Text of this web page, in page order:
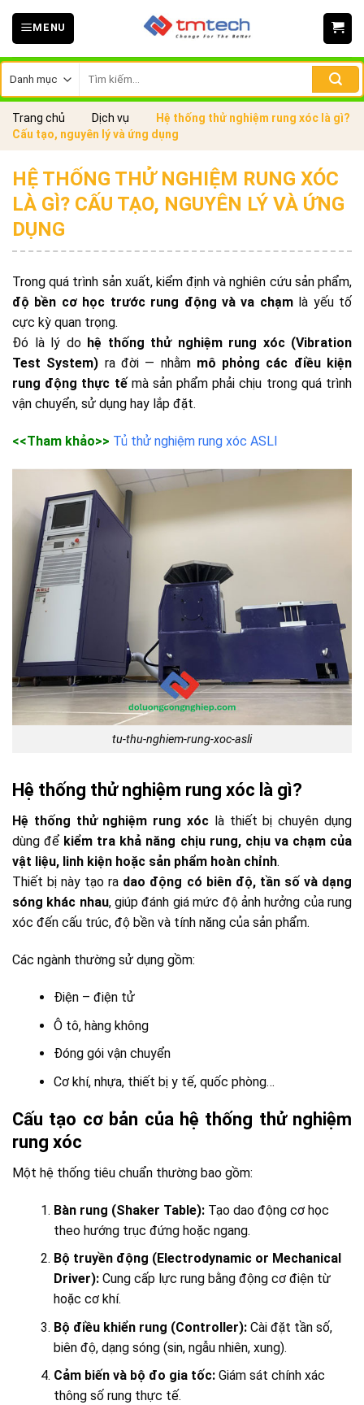
Skip
MENU
kiếm:
Trang chủ Dịch vụ
Hệ thống thử nghiệm rung xóc là gì?
Cấu tạo, nguyên lý và ứng dụng
HỆ THỐNG THỬ NGHIỆM RUNG XÓC
LÀ GÌ? CẤU TẠO, NGUYÊN LÝ VÀ ỨNG
DỤNG
Trong quá trình sản xuất, kiểm định và nghiên cứu sản phẩm,
độ bền cơ học trước rung động và va chạmlà yếu tố
cực kỳ quan trọng.
Đó là lý do hệ thống thử nghiệm rung xóc (Vibration
Test System) ra đời — nhằm mô phỏng các điều kiện
rung động thực tếmà sản phẩm phải chịu trong quá trình
vận chuyển, sử dụng hay lắp đặt.
<<Tham khảo>> Tủ thử nghiệm rung xóc ASLI
tu-thu-nghiem-rung-xoc-asli
Hệ thống thử nghiệm rung xóc là gì?
Hệ thống thử nghiệm rung xóc là thiết bị chuyên dụng
dùng để kiểm tra khả năng chịu rung, chịu va chạm của
vật liệu, linh kiện hoặc sản phẩm hoàn chỉnh.
Thiết bị này tạo ra dao động có biên độ, tần số và dạng
sóng khác nhau, giúp đánh giá mức độ ảnh hưởng của rung
xóc đến cấu trúc, độ bền và tính năng của sản phẩm.
Các ngành thường sử dụng gồm:
Điện – điện tử
Ô tô, hàng không
Đóng gói vận chuyển
Cơ khí, nhựa, thiết bị y tế, quốc phòng…
Cấu tạo cơ bản của hệ thống thử nghiệm
rung xóc
Một hệ thống tiêu chuẩn thường bao gồm:
Bàn rung (Shaker Table):Tạo dao động cơ học
theo hướng trục đứng hoặc ngang.
Bộ truyền động (Electrodynamic or Mechanical
Driver):Cung cấp lực rung bằng động cơ điện từ
hoặc cơ khí.
Bộ điều khiển rung (Controller):Cài đặt tần số,
biên độ, dạng sóng (sin, ngẫu nhiên, xung).
Cảm biến và bộ đo gia tốc:Giám sát chính xác
thông số rung thực tế.